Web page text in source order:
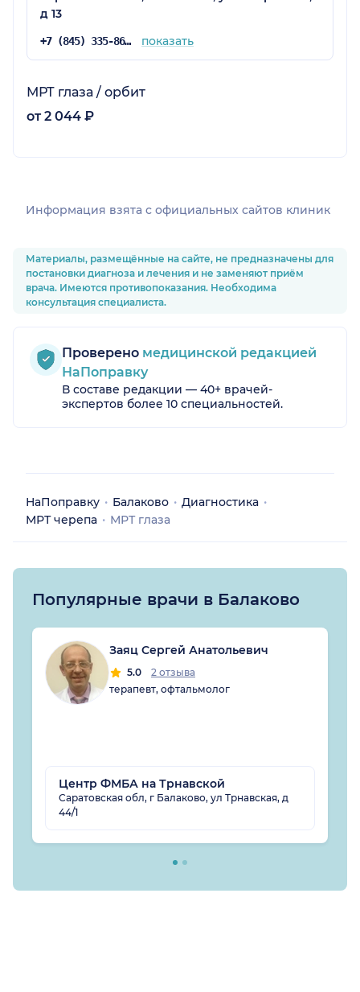
д 13
+7 (845) 335-86-63 показать
МРТ глаза / орбит
от 2 044 ₽
Информация взята c официальных сайтов клиник
Материалы, размещённые на сайте, не предназначены для
постановки диагноза и лечения и не заменяют приём
врача. Имеются противопоказания. Необходима
консультация специалиста.
Проверено медицинской редакцией
НаПоправку
В составе редакции — 40+ врачей-
экспертов более 10 специальностей.
НаПоправку Балаково
Диагностика
МРТ черепа
МРТ глаза
Популярные врачи в Балаково
Заяц Сергей Анатольевич
5.0
2 отзыва
терапевт, офтальмолог
Центр ФМБА на Трнавской
Саратовская обл, г Балаково, ул Трнавская, д
44/1